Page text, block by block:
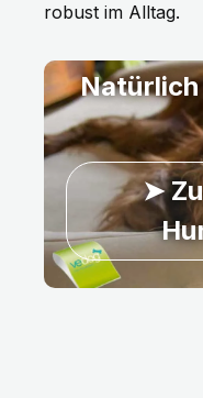
robust im Alltag.
➤